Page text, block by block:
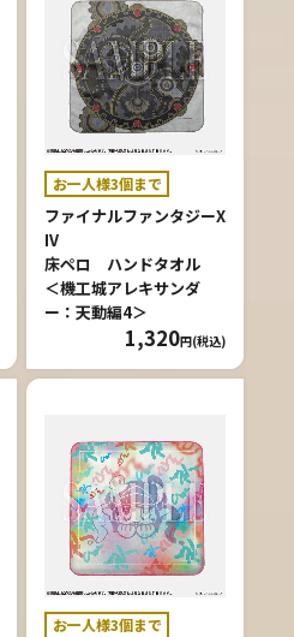
お一人様3個まで
ファイナルファンタジーX
IV
床ペロ ハンドタオル
＜機工城アレキサンダ
ー：天動編4＞
1,320円(税込)
お一人様3個まで